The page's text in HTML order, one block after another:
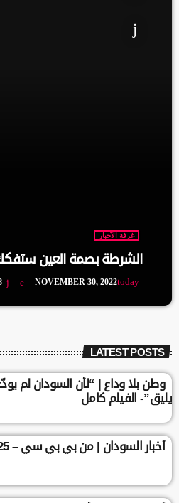
غرفة الآخبار
الشرطة بصمة العين
today
NOVEMBER 30, 2022
LATEST POSTS
وطن بلا وداع | “لأن السودان لم
يليق”- الفيلم كامل
أخبار السودان | من بي بي سي – 11/2/2025